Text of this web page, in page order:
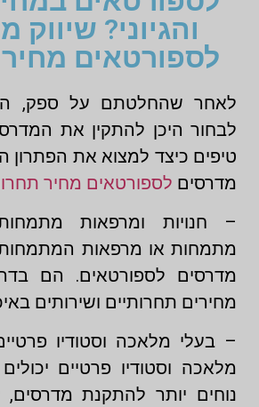
והגיוני? שיווק
לספורטאים
לאחר שהחלטתם על ספק,
לבחור היכן להתקין את
טיפים כיצד למצוא את הפתרון
מדרסים לספורטאים מחיר
– חנויות ומרפאות
מתמחות או מרפאות המתמחות
מדרסים לספורטאים. הם
מחירים תחרותיים ושירותים
– בעלי מלאכה וסטודיו
מלאכה וסטודיו פרטיים
נוחים יותר להתקנת